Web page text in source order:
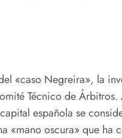
«caso Negreira», la
Técnico de Árbitros.
española se
«mano oscura» que ha